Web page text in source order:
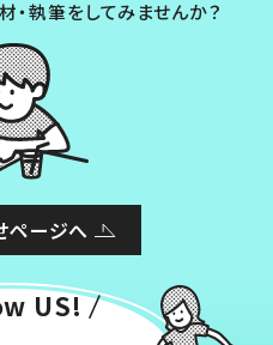
・執筆をしてみませんか？
ページへ
US!